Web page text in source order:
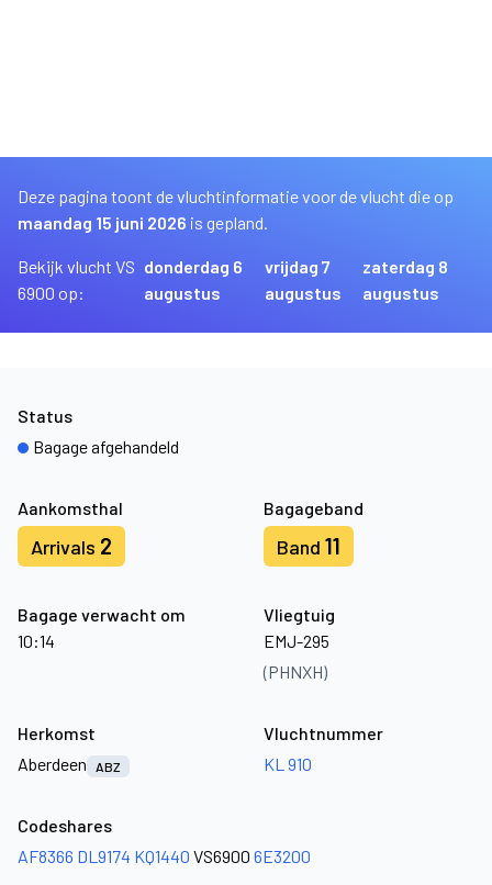
Deze pagina toont de vluchtinformatie voor de vlucht die op
maandag 15 juni 2026 is gepland.
Bekijk vlucht VS
6900 op:
donderdag 6
augustus
vrijdag 7
augustus
zaterdag 8
augustus
Aankomsthal
Arrivals 2
Bagageband
Band 11
Bagage verwacht om
10:14
Vliegtuig
EMJ-295
(PHNXH)
Status
Bagage afgehandeld
Herkomst
Aberdeen
ABZ
Vluchtnummer
KL 910
Codeshares
AF8366 DL9174 KQ1440 VS6900 6E3200